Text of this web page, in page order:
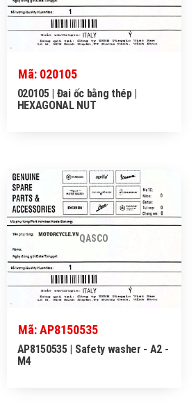
Mã: 020105
020105 | Đai ốc bằng thép |
HEXAGONAL NUT
QASCO
Mã: AP8150535
AP8150535 | Safety washer - A2 -
M4